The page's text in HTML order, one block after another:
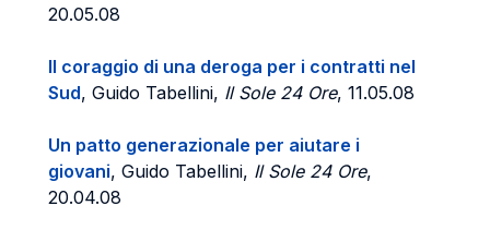
20.05.08
Il coraggio di una deroga per i contratti nel
Sud, Guido Tabellini, Il Sole 24 Ore, 11.05.08
Un patto generazionale per aiutare i
giovani, Guido Tabellini, Il Sole 24 Ore,
20.04.08